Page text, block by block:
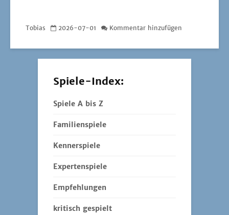
Tobias 2026-07-01 Kommentar hinzufügen
Spiele-Index:
Spiele A bis Z
Familienspiele
Kennerspiele
Expertenspiele
Empfehlungen
kritisch gespielt